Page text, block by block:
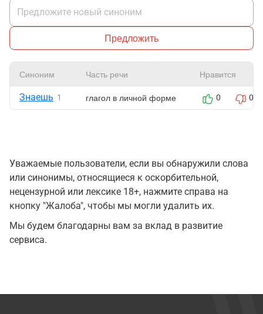
Предложить
Синоним Часть речи Нравится
Знаешь 1 глагол в личной форме 0 0
Уважаемые пользователи, если вы обнаружили слова
или синонимы, относящиеся к оскорбительной,
нецензурной или лексике 18+, нажмите справа на
кнопку "Жалоба", чтобы мы могли удалить их.
Мы будем благодарны вам за вклад в развитие
сервиса.